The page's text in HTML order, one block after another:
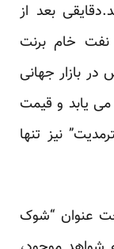
بعد از
خام برنت
بازار جهانی
۷۴ دلارکاهش می یابد و قیمت
نیز تنها
عنوان “شوک